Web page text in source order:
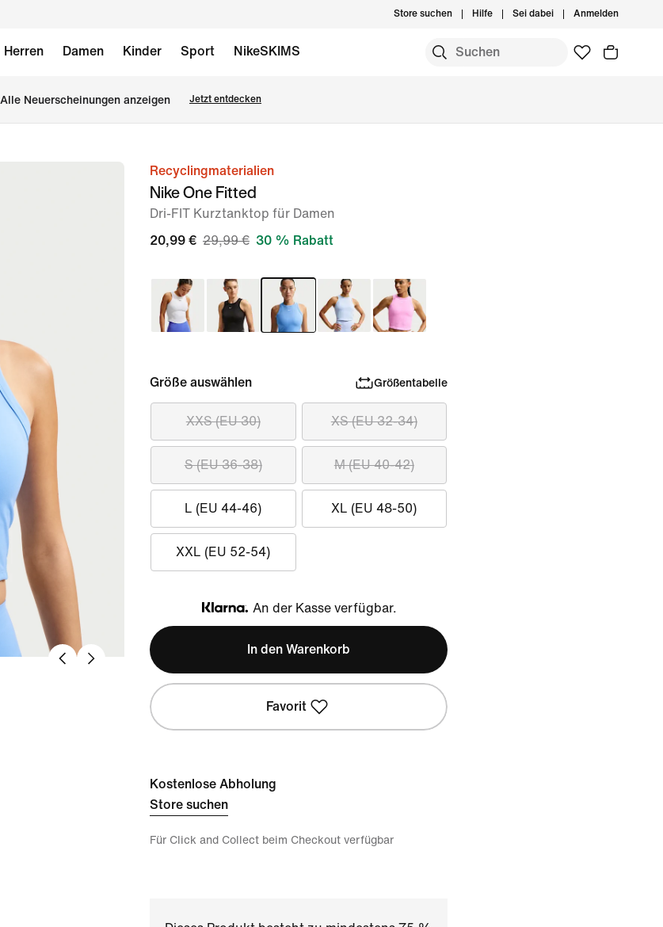
Store suchen Hilfe Sei dabei Anmelden
Herren Damen Kinder Sport NikeSKIMS
Alle Neuerscheinungen anzeigen Jetzt entdecken
Bild 1Recyclingmaterialien
Nike One Fitted
Dri-FIT Kurztanktop für Damen
20,99 € 29,99 € 30 % Rabatt
Größe auswählen Größentabelle
XXS (EU 30) XS (EU 32-34)
S (EU 36-38) M (EU 40-42)
L (EU 44-46) XL (EU 48-50)
XXL (EU 52-54)
Klarna
An der Kasse verfügbar.
In den Warenkorb
Favorit
Kostenlose Abholung
Store suchen
Für Click and Collect beim Checkout verfügbar